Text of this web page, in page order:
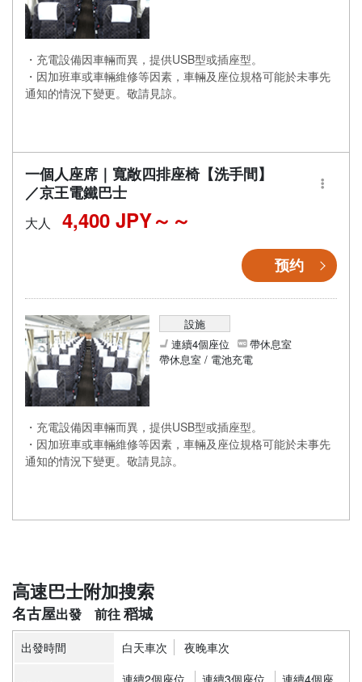
・充電設備因車輛而異，提供USB型或插座型。
・因加班車或車輛維修等因素，車輛及座位規格可能於未事先
通知的情況下變更。敬請見諒。
一個人座席｜寬敞四排座椅【洗手間】
／京王電鐵巴士
大人 4,400 JPY～
预约
設施
連續4個座位
帶休息室
帶休息室 / 電池充電
・充電設備因車輛而異，提供USB型或插座型。
・因加班車或車輛維修等因素，車輛及座位規格可能於未事先
通知的情況下變更。敬請見諒。
高速巴士附加搜索
名古屋 稻城
出發時間 白天車次 夜晚車次